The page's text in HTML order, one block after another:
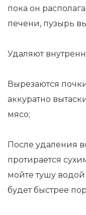
пока он
печени, пузырь
Удаляют
Вырезаются
аккуратно
мясо;
После удаления
протирается
мойте тушу
будет быстрее